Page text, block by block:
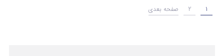
1
2 صفحه بعدی